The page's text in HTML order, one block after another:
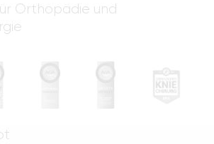
Orthopädie und
Knie und Sprunggelenk/Fuß